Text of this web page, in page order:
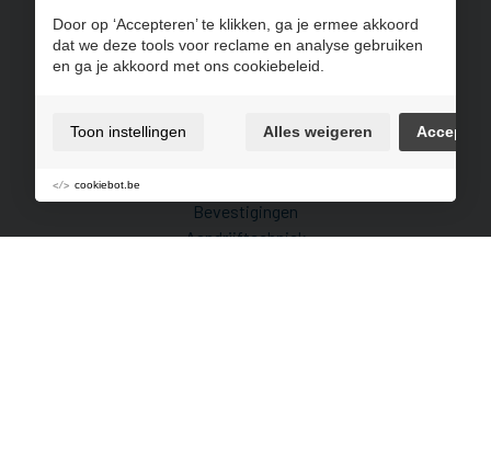
Navigatie
Producten
Over ons
Contact
Bevestigingen
Aandrijftechniek
Door op ‘Accepteren’ te klikken, ga je ermee akkoord
dat we deze tools voor reclame en analyse gebruiken
en ga je akkoord met ons cookiebeleid.
Toon instellingen Alles weigeren
cookiebot.be